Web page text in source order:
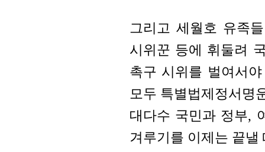
그리고 세월호 유족
시위꾼 등에 휘둘려
촉구 시위를 벌여서
모두 특별법제정서명
대다수 국민과 정부,
겨루기를 이제는 끝낼